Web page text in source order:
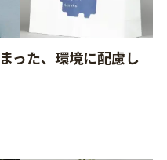
った、環境に配慮し